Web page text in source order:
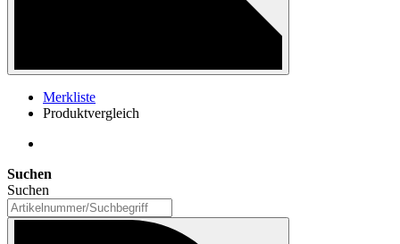
Merkliste
Produktvergleich
Suchen
Suchen